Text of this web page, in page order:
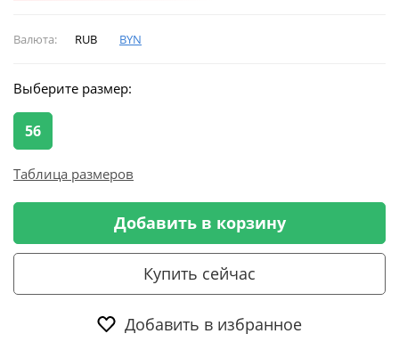
Валюта: RUB BYN
Выберите размер:
56
Таблица размеров
Добавить в корзину
Купить сейчас
Добавить в избранное